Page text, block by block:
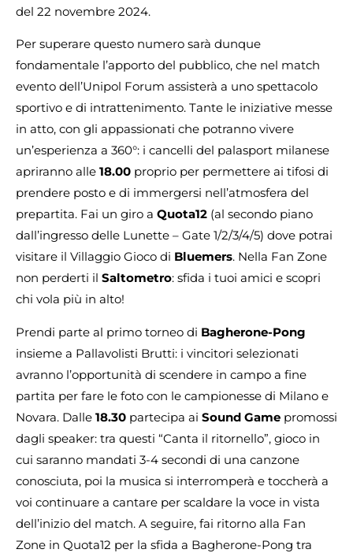
del 22 novembre 2024.
Per superare questo numero sarà dunque
fondamentale l’apporto del pubblico, che nel match
evento dell’Unipol Forum assisterà a uno spettacolo
sportivo e di intrattenimento. Tante le iniziative messe
in atto, con gli appassionati che potranno vivere
un’esperienza a 360°: i cancelli del palasport milanese
apriranno alle 18.00 proprio per permettere ai tifosi di
prendere posto e di immergersi nell’atmosfera del
prepartita. Fai un giro a Quota12 (al secondo piano
dall’ingresso delle Lunette – Gate 1/2/3/4/5) dove potrai
visitare il Villaggio Gioco di Bluemers. Nella Fan Zone
non perderti il Saltometro: sfida i tuoi amici e scopri
chi vola più in alto!
Prendi parte al primo torneo di Bagherone-Pong
insieme a Pallavolisti Brutti: i vincitori selezionati
avranno l’opportunità di scendere in campo a fine
partita per fare le foto con le campionesse di Milano e
Novara. Dalle 18.30 partecipa ai Sound Game promossi
dagli speaker: tra questi “Canta il ritornello”, gioco in
cui saranno mandati 3-4 secondi di una canzone
conosciuta, poi la musica si interromperà e toccherà a
voi continuare a cantare per scaldare la voce in vista
dell’inizio del match. A seguire, fai ritorno alla Fan
Zone in Quota12 per la sfida a Bagherone-Pong tra